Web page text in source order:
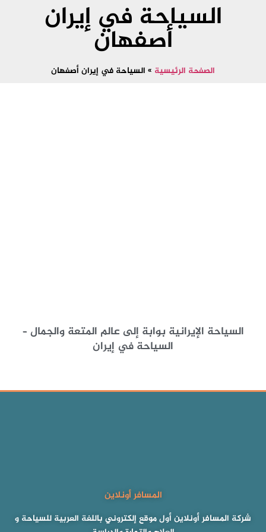
السياحة في إيران
أصفهان
الصفحة الرئيسية » السياحة في إيران أصفهان
السياحة الإيرانية بوابة إلى عالم المتعة والجمال –
السياحة في إيران
المسافر أونلاين
شركة المسافر أونلاين أول موقع إلكتروني باللغة العربية للسياحة و